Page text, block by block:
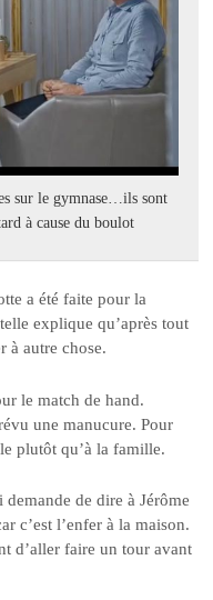
sur le gymnase…ils sont
à cause du boulot
a été faite pour la
explique qu’après tout
à autre chose.
le match de hand.
une manucure. Pour
plutôt qu’à la famille.
de dire à Jérôme
c’est l’enfer à la maison.
d’aller faire un tour avant